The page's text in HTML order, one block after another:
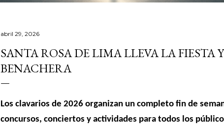
abril 29, 2026
SANTA ROSA DE LIMA LLEVA LA
BENACHERA
Los clavarios de 2026 organizan un completo fin de
concursos, conciertos y actividades para todos los